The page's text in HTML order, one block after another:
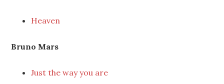
Heaven
Bruno Mars
Just the way you are